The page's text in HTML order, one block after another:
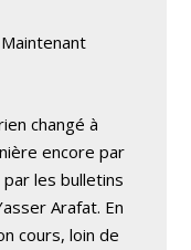
changé à
encore par
les bulletins
Arafat. En
cours, loin de